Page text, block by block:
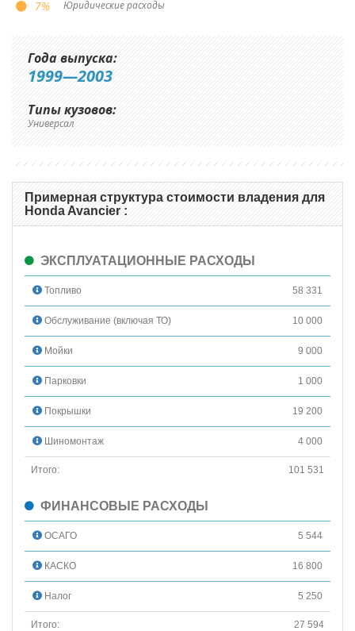
7% Юридические расходы
Года выпуска:
1999—2003
Типы кузовов:
Универсал
Примерная структура стоимости владения для
Honda Avancier :
ЭКСПЛУАТАЦИОННЫЕ РАСХОДЫ
Топливо 58 331
Обслуживание (включая ТО) 10 000
Мойки 9 000
Парковки 1 000
Покрышки 19 200
Шиномонтаж 4 000
Итого: 101 531
ФИНАНСОВЫЕ РАСХОДЫ
ОСАГО 5 544
КАСКО 16 800
Налог 5 250
Итого: 27 594